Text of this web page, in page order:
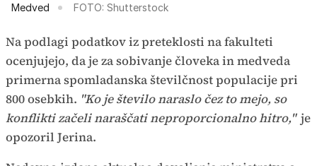
Medved FOTO: Shutterstock
Na podlagi podatkov iz preteklosti na fakulteti
ocenjujejo, da je za sobivanje človeka in medveda
primerna spomladanska številčnost populacije pri
800 osebkih. "Ko je število naraslo čez to mejo, so
konflikti začeli naraščati neproporcionalno hitro," je
opozoril Jerina.